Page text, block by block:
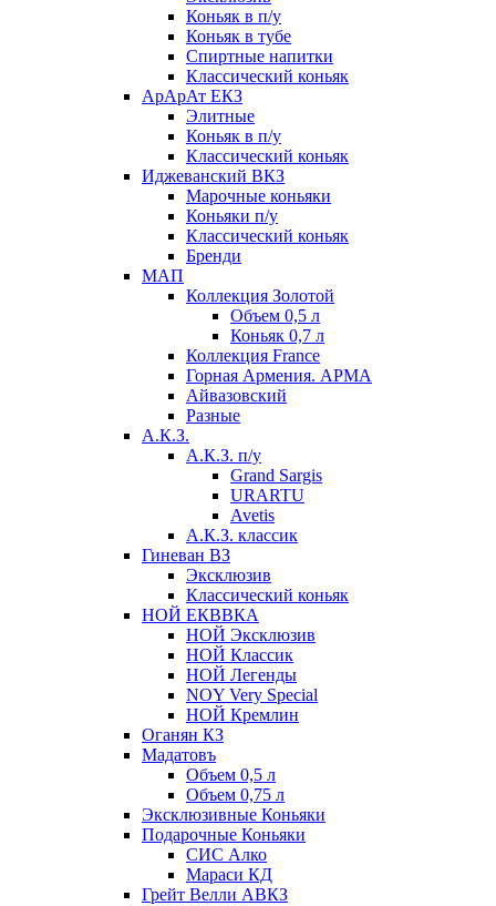
Коньяк в п/у
Коньяк в тубе
Спиртные напитки
Классический коньяк
АрАрАт ЕКЗ
Элитные
Коньяк в п/у
Классический коньяк
Иджеванский ВКЗ
Марочные коньяки
Коньяки п/у
Классический коньяк
Бренди
МАП
Коллекция Золотой
Объем 0,5 л
Коньяк 0,7 л
Коллекция France
Горная Армения. АРМА
Айвазовский
Разные
А.К.З.
А.К.З. п/у
Grand Sargis
URARTU
Avetis
А.К.З. классик
Гиневан ВЗ
Эксклюзив
Классический коньяк
НОЙ ЕКВВКА
НОЙ Эксклюзив
НОЙ Классик
НОЙ Легенды
NOY Very Speсial
НОЙ Кремлин
Оганян КЗ
Мадатовъ
Объем 0,5 л
Объем 0,75 л
Эксклюзивные Коньяки
Подарочные Коньяки
СИС Алко
Мараси КД
Грейт Велли АВКЗ